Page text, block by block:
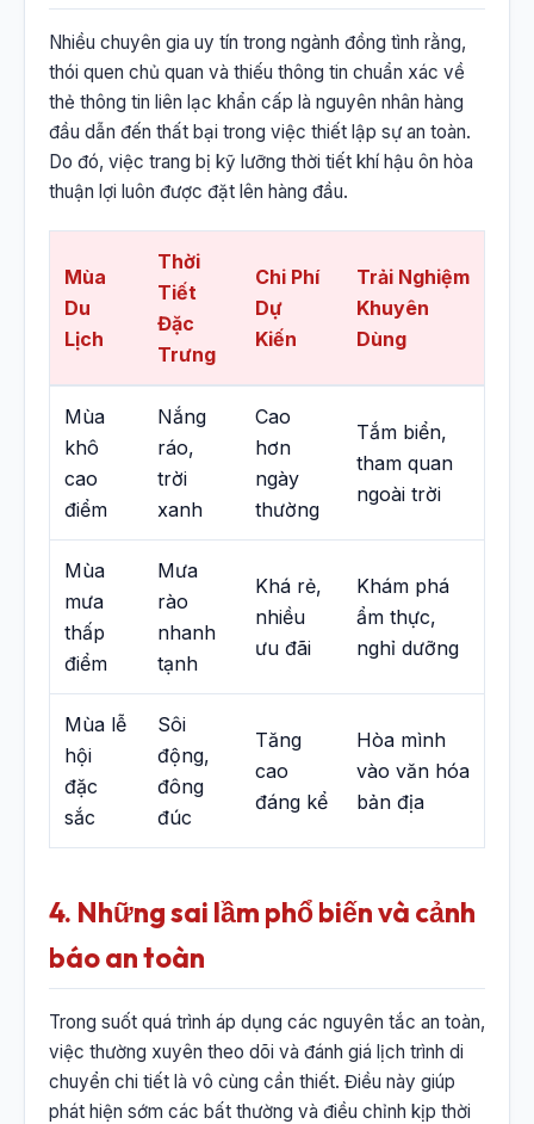
Nhiều chuyên gia uy tín trong ngành đồng tình rằng,
thói quen chủ quan và thiếu thông tin chuẩn xác về
thẻ thông tin liên lạc khẩn cấp là nguyên nhân hàng
đầu dẫn đến thất bại trong việc thiết lập sự an toàn.
Do đó, việc trang bị kỹ lưỡng thời tiết khí hậu ôn hòa
thuận lợi luôn được đặt lên hàng đầu.
Mùa
Du
Lịch
Thời
Tiết
Đặc
Trưng
Chi Phí
Dự
Kiến
Trải Nghiệm
Khuyên
Dùng
Mùa
khô
cao
điểm
Nắng
ráo,
trời
xanh
Cao
hơn
ngày
thường
Tắm biển,
tham quan
ngoài trời
Mùa
mưa
thấp
điểm
Mưa
rào
nhanh
tạnh
Khá rẻ,
nhiều
ưu đãi
Khám phá
ẩm thực,
nghỉ dưỡng
Mùa lễ
hội
đặc
sắc
Sôi
động,
đông
đúc
Tăng
cao
đáng kể
Hòa mình
vào văn hóa
bản địa
4. Những sai lầm phổ biến và cảnh
báo an toàn
Trong suốt quá trình áp dụng các nguyên tắc an toàn,
việc thường xuyên theo dõi và đánh giá lịch trình di
chuyển chi tiết là vô cùng cần thiết. Điều này giúp
phát hiện sớm các bất thường và điều chỉnh kịp thời